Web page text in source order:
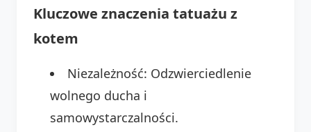
Kluczowe znaczenia tatuażu z
kotem
Niezależność: Odzwierciedlenie
wolnego ducha i
samowystarczalności.